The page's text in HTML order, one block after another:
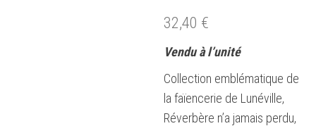
32,40 €
Vendu à l’unité
Collection emblématique de
la faïencerie de Lunéville,
Réverbère n’a jamais perdu,